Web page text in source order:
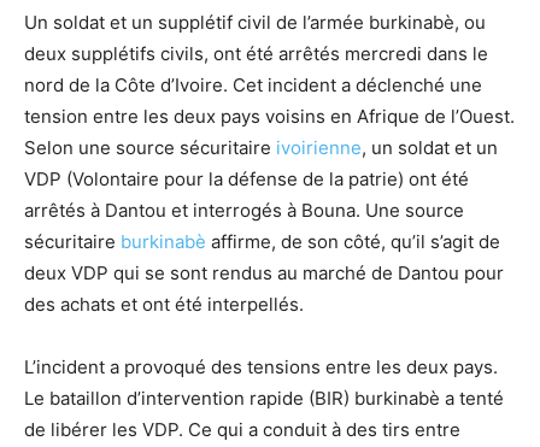
Un soldat et un supplétif civil de l’armée burkinabè, ou
deux supplétifs civils, ont été arrêtés mercredi dans le
nord de la Côte d’Ivoire. Cet incident a déclenché une
tension entre les deux pays voisins en Afrique de l’Ouest.
Selon une source sécuritaire ivoirienne, un soldat et un
VDP (Volontaire pour la défense de la patrie) ont été
arrêtés à Dantou et interrogés à Bouna. Une source
sécuritaire burkinabè affirme, de son côté, qu’il s’agit de
deux VDP qui se sont rendus au marché de Dantou pour
des achats et ont été interpellés.
L’incident a provoqué des tensions entre les deux pays.
Le bataillon d’intervention rapide (BIR) burkinabè a tenté
de libérer les VDP. Ce qui a conduit à des tirs entre